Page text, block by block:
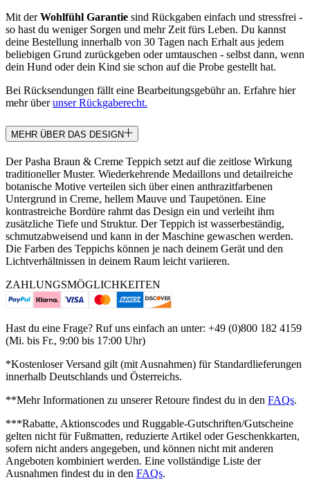
Mit derWohlfühl Garantie sind Rückgaben einfach und stressfrei -
so hast du weniger Sorgen und mehr Zeit fürs Leben. Du kannst
deine Bestellung innerhalb von 30 Tagen nach Erhalt aus jedem
beliebigen Grund zurückgeben oder umtauschen - selbst dann, wenn
dein Hund oder dein Kind sie schon auf die Probe gestellt hat.
Bei Rücksendungen fällt eine Bearbeitungsgebühr an. Erfahre hier
mehr überunser Rückgaberecht.
MEHR ÜBER DAS DESIGN
Der Pasha Braun & Creme Teppich setzt auf die zeitlose Wirkung
traditioneller Muster. Wiederkehrende Medaillons und detailreiche
botanische Motive verteilen sich über einen anthrazitfarbenen
Untergrund in Creme, hellem Mauve und Taupetönen. Eine
kontrastreiche Bordüre rahmt das Design ein und verleiht ihm
zusätzliche Tiefe und Struktur. Der Teppich ist wasserbeständig,
schmutzabweisend und kann in der Maschine gewaschen werden.
Die Farben des Teppichs können je nach deinem Gerät und den
Lichtverhältnissen in deinem Raum leicht variieren.
ZAHLUNGSMÖGLICHKEITEN
Hast du eine Frage? Ruf uns einfach an unter: +49 (0)800 182 4159
(Mi. bis Fr., 9:00 bis 17:00 Uhr)
*Kostenloser Versand gilt (mit Ausnahmen) für Standardlieferungen
innerhalb Deutschlands und Österreichs.
**Mehr Informationen zu unserer Retoure findest du in den FAQs.
***Rabatte, Aktionscodes und Ruggable-Gutschriften/Gutscheine
gelten nicht für Fußmatten, reduzierte Artikel oder Geschenkkarten,
sofern nicht anders angegeben, und können nicht mit anderen
Angeboten kombiniert werden. Eine vollständige Liste der
Ausnahmen findest du in den FAQs.